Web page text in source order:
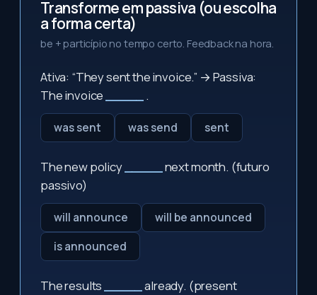
Transforme em passiva (ou escolha
a forma certa)
be + particípio no tempo certo. Feedback na hora.
Ativa: “They sent the invoice.” → Passiva:
The invoice
.
was sent was send sent
The new policy
next month. (futuro
passivo)
will announce
will be announced
is announced
The results
already. (present